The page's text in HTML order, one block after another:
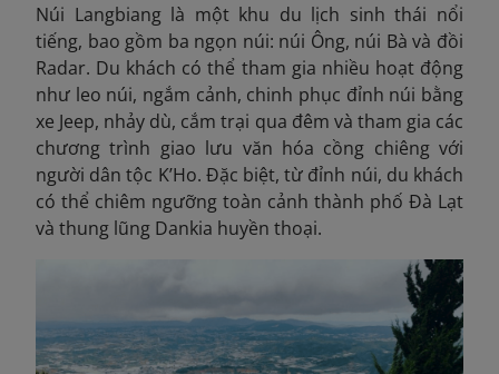
Núi Langbiang là một khu du lịch sinh thái nổi
tiếng, bao gồm ba ngọn núi: núi Ông, núi Bà và đồi
Radar. Du khách có thể tham gia nhiều hoạt động
như leo núi, ngắm cảnh, chinh phục đỉnh núi bằng
xe Jeep, nhảy dù, cắm trại qua đêm và tham gia các
chương trình giao lưu văn hóa cồng chiêng với
người dân tộc K’Ho. Đặc biệt, từ đỉnh núi, du khách
có thể chiêm ngưỡng toàn cảnh thành phố Đà Lạt
và thung lũng Dankia huyền thoại.